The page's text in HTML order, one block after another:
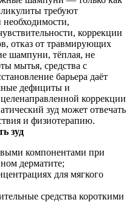
требуют
коррекции
отказ от травмирующих
шампуни, тёплая, не
мытья, средства с
барьера даёт
дефициты и
коррекции
зуд может отвечать
и физиотерапию.
зуд
компонентами при
дерматите;
для мягкого
средства короткими